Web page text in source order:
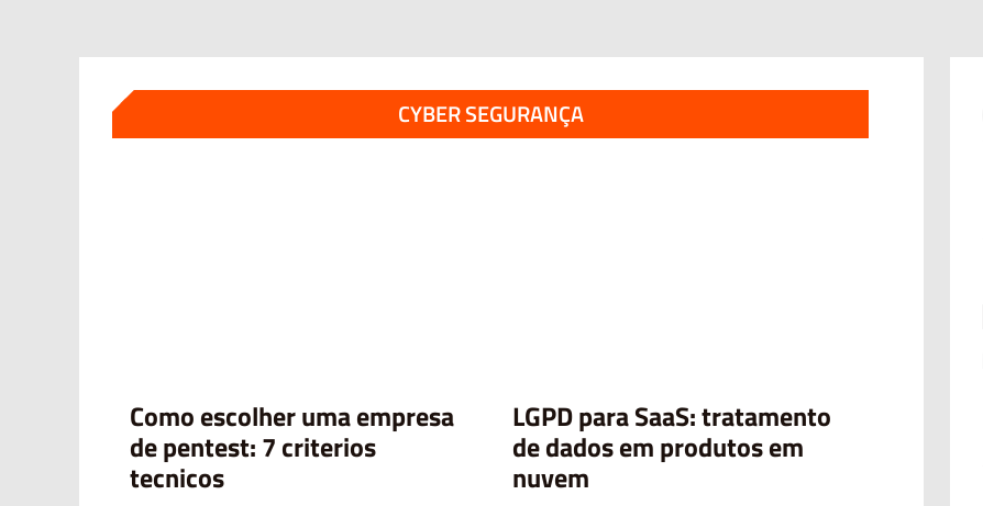
CYBER SEGURANÇA
Como escolher uma empresa
de pentest: 7 criterios
tecnicos
LGPD para SaaS: tratamento
de dados em produtos em
nuvem